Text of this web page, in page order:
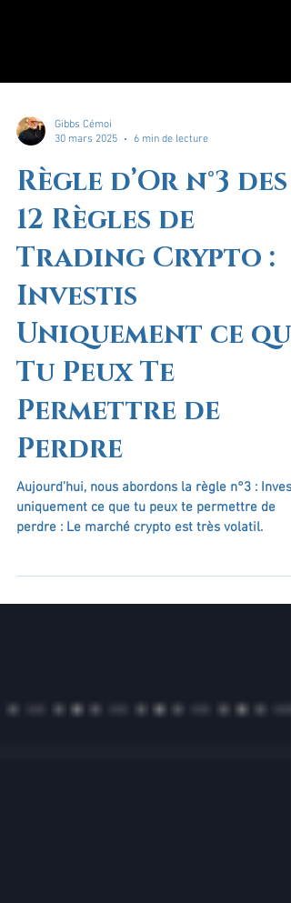
30 mars 2025
6 min de lecture
Règle d’Or n°3 des
12 Règles de
Trading Crypto :
Investis
Uniquement ce que
Tu Peux Te
Permettre de
Perdre
Aujourd’hui, nous abordons la règle n°3 :